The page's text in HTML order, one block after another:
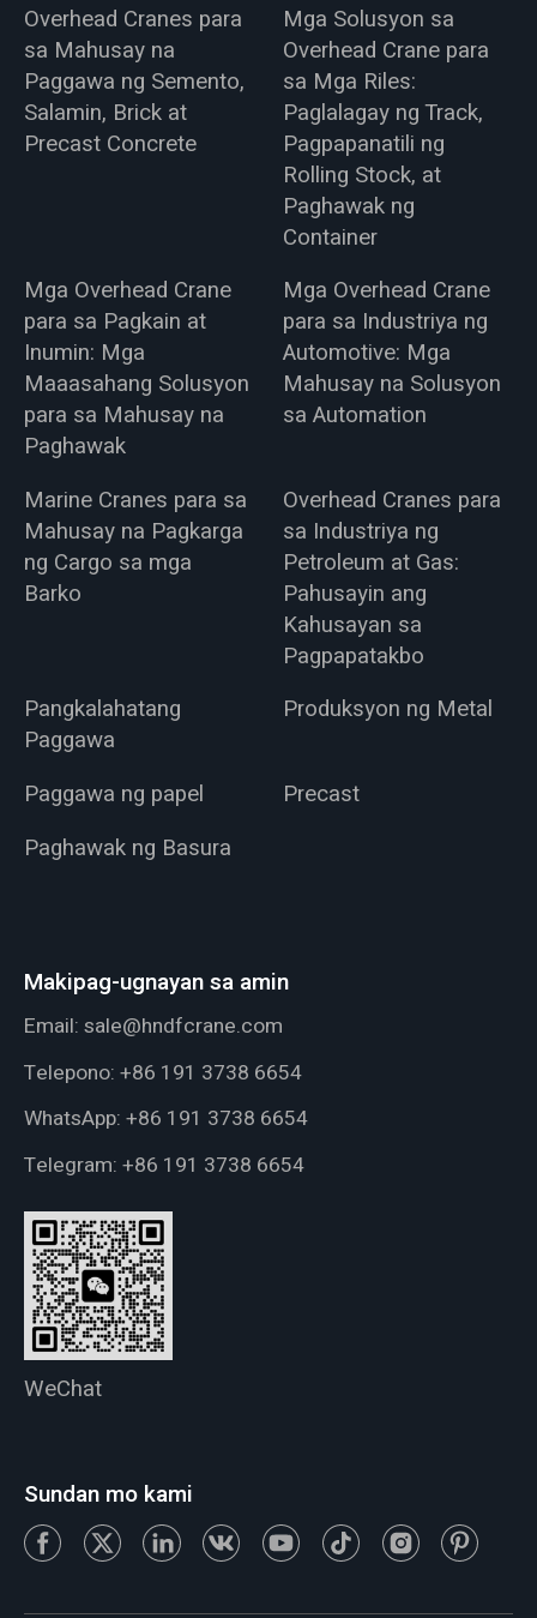
Overhead Cranes para
sa Mahusay na
Paggawa ng Semento,
Salamin, Brick at
Precast Concrete
Mga Solusyon sa
Overhead Crane para
sa Mga Riles:
Paglalagay ng Track,
Pagpapanatili ng
Rolling Stock, at
Paghawak ng
Container
Mga Overhead Crane
para sa Pagkain at
Inumin: Mga
Maaasahang Solusyon
para sa Mahusay na
Paghawak
Mga Overhead Crane
para sa Industriya ng
Automotive: Mga
Mahusay na Solusyon
sa Automation
Marine Cranes para sa
Mahusay na Pagkarga
ng Cargo sa mga
Barko
Overhead Cranes para
sa Industriya ng
Petroleum at Gas:
Pahusayin ang
Kahusayan sa
Pagpapatakbo
Pangkalahatang
Paggawa
Produksyon ng Metal
Paggawa ng papel
Precast
Paghawak ng Basura
Makipag-ugnayan sa amin
Email: sale@hndfcrane.com
Telepono: +86 191 3738 6654
WhatsApp: +86 191 3738 6654
Telegram: +86 191 3738 6654
WeChat
Sundan mo kami